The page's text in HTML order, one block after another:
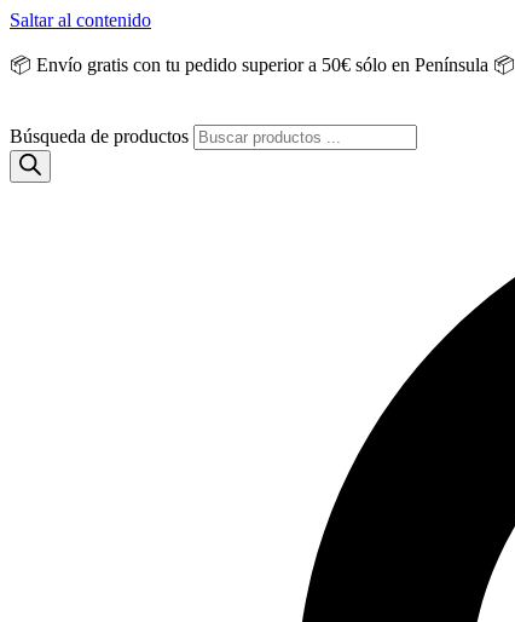
Saltar al contenido
📦 Envío gratis con tu pedido superior a 50€ sólo en Península 📦
Búsqueda de productos